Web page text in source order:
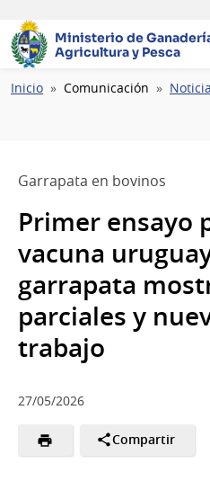
Ministerio de
Agricultura y Pesca
Ruta
Inicio Comunicación
Garrapata en bovinos
Primer ensayo
vacuna
garrapata
parciales y
trabajo
27/05/2026
Compartir